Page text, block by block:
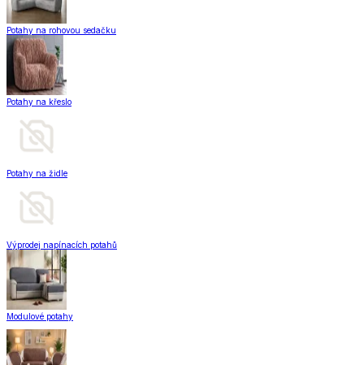
Potahy na rohovou sedačku
Potahy na křeslo
Potahy na židle
Výprodej napínacích potahů
Modulové potahy